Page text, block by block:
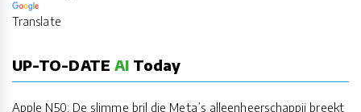
Translate
UP-TO-DATE AI Today
Apple N50: De slimme bril die Meta’s alleenheerschappij breekt